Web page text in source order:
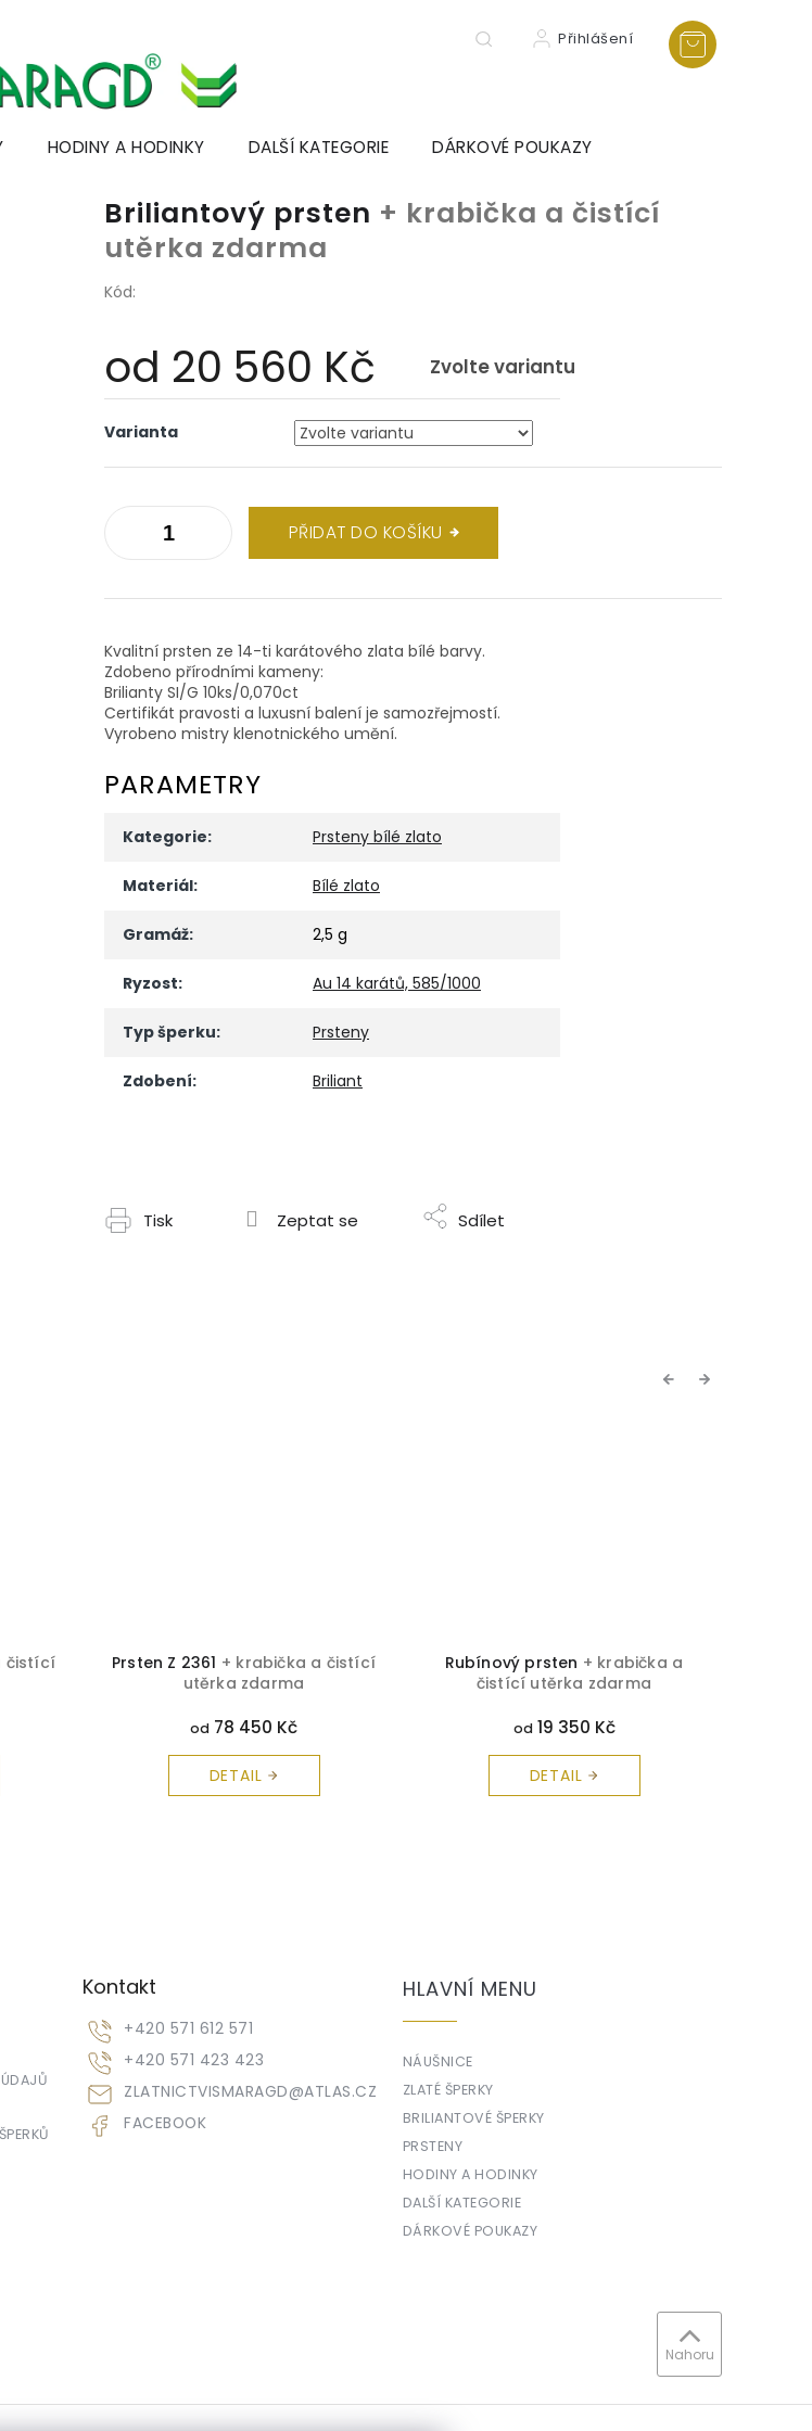
Přihlášení
HODINY A HODINKY DALŠÍ KATEGORIE DÁRKOVÉ POUKAZY
Briliantový prsten + krabička a čistící
utěrka zdarma
Kód:
od 20 560 Kč Zvolte variantu
cena:
Varianta
PŘIDAT DO KOŠÍKU
Kvalitní prsten ze 14-ti karátového zlata bílé barvy.
Zdobeno přírodními kameny:
Brilianty SI/G 10ks/0,070ct
Certifikát pravosti a luxusní balení je samozřejmostí.
Vyrobeno mistry klenotnického umění.
PARAMETRY
Kategorie: Prsteny bílé zlato
Materiál: Bílé zlato
Gramáž: 2,5 g
Ryzost: Au 14 karátů, 585/1000
Typ šperku: Prsteny
Zdobení: Briliant
Tisk Zeptat se Sdílet
Previous
čistící
Prsten Z 2361 + krabička a čistící
utěrka zdarma
od 78 450 Kč
DETAIL
Rubínový prsten + krabička a
čistící utěrka zdarma
od19 350 Kč
DETAIL
Next
Kontakt
ZLATNICTVISMARAGD@ATLAS.CZ
+420 571 612 571
+420 571 423 423
FACEBOOK
HLAVNÍ MENU
NÁUŠNICE
ZLATÉ ŠPERKY
BRILIANTOVÉ ŠPERKY
PRSTENY
HODINY A HODINKY
DALŠÍ KATEGORIE
DÁRKOVÉ POUKAZY
Nahoru